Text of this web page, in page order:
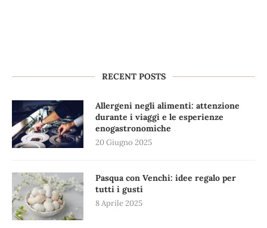
RECENT POSTS
Allergeni negli alimenti: attenzione
durante i viaggi e le esperienze
enogastronomiche
20 Giugno 2025
Pasqua con Venchi: idee regalo per
tutti i gusti
8 Aprile 2025